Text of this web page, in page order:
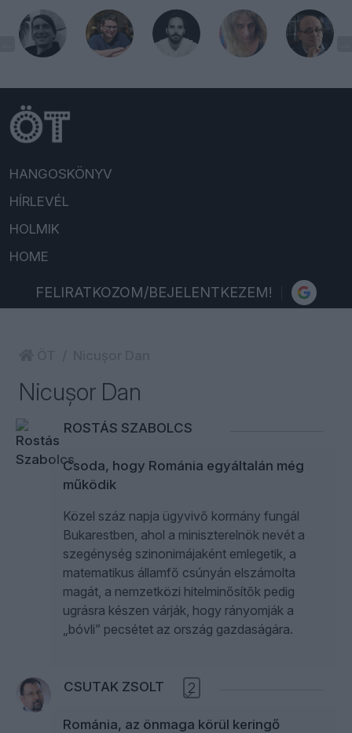
HANGOSKÖNYV
HÍRLEVÉL
HOLMIK
HOME
FELIRATKOZOM/BEJELENTKEZEM!
Nicușor Dan
ROSTÁS SZABOLCS
Csoda, hogy Románia egyáltalán még
működik
Közel száz napja ügyvivő kormány fungál
Bukarestben, ahol a miniszterelnök nevét a
szegénység szinonimájaként emlegetik, a
matematikus államfő csúnyán elszámolta
magát, a nemzetközi hitelminősítők pedig
ugrásra készen várják, hogy rányomják a
„bóvli” pecsétet az ország gazdaságára.
CSUTAK ZSOLT 2
Románia, az önmaga körül keringő